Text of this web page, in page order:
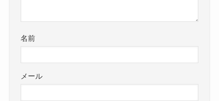
名前
メール